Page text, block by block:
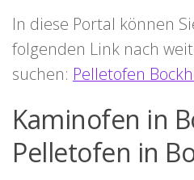
In diese Portal können
folgenden Link nach
suchen: Pelletofen
Kaminofen in
Pelletofen in